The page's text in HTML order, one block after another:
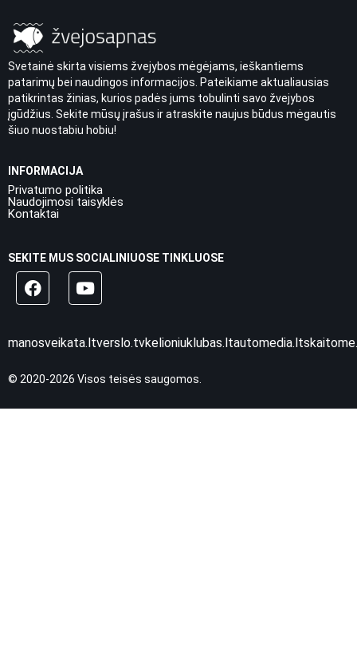
Svetainė skirta visiems žvejybos mėgėjams, ieškantiems
patarimų bei naudingos informacijos. Pateikiame aktualiausias
patikrintas žinias, kurios padės jums tobulinti savo žvejybos
įgūdžius. Sekite mūsų įrašus ir atraskite naujus būdus mėgautis
šiuo nuostabiu hobiu!
INFORMACIJA
Privatumo politika
Naudojimosi taisyklės
Kontaktai
SEKITE MUS SOCIALINIUOSE TINKLUOSE
manosveikata.ltverslo.tvkelioniuklubas.ltautomedia.lt
© 2020-2026 Visos teisės saugomos.